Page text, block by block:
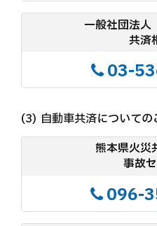
一般社団法
共済
03-
自動車共済について
熊本県火災
事故
096-